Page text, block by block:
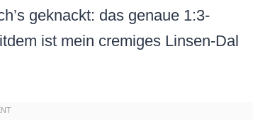
geknackt: das genaue 1:3-
ist mein cremiges Linsen-Dal